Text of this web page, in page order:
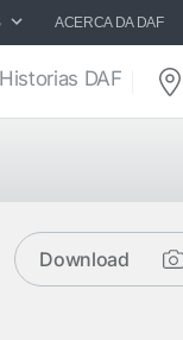
ACERCA DA DAF
Historias DAF
Download